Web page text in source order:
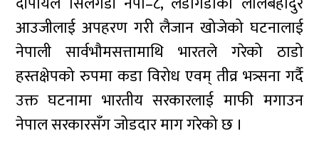
आउजीलाई अपहरण गरी लैजान खोजेको घटनालाई
नेपाली सार्वभौमसत्तामाथि भारतले गरेको ठाडो
हस्तक्षेपको रुपमा कडा विरोध एवम् तीव्र भत्र्सना गर्दै
उक्त घटनामा भारतीय सरकारलाई माफी मगाउन
नेपाल सरकारसँग जोडदार माग गरेको छ ।